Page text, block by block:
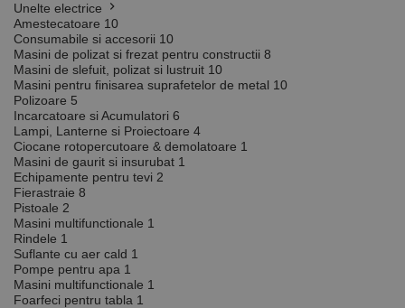
Unelte electrice
Amestecatoare 10
Consumabile si accesorii 10
Masini de polizat si frezat pentru constructii 8
Masini de slefuit, polizat si lustruit 10
Masini pentru finisarea suprafetelor de metal 10
Polizoare 5
Incarcatoare si Acumulatori 6
Lampi, Lanterne si Proiectoare 4
Ciocane rotopercutoare & demolatoare 1
Masini de gaurit si insurubat 1
Echipamente pentru tevi 2
Fierastraie 8
Pistoale 2
Masini multifunctionale 1
Rindele 1
Suflante cu aer cald 1
Pompe pentru apa 1
Masini multifunctionale 1
Foarfeci pentru tabla 1